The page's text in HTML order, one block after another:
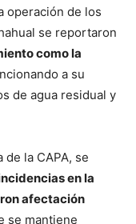
operación de los
se reportaron
como la
a su
de agua residual y
la CAPA, se
en la
afectación
se mantiene